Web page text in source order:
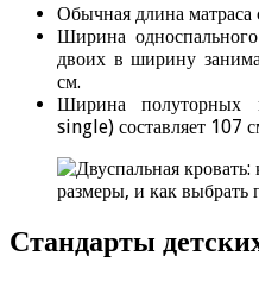
Обычная длина матраса
Ширина
двоих в ширину
см.
Ширина полуторных
single) составляет 107
Стандарты